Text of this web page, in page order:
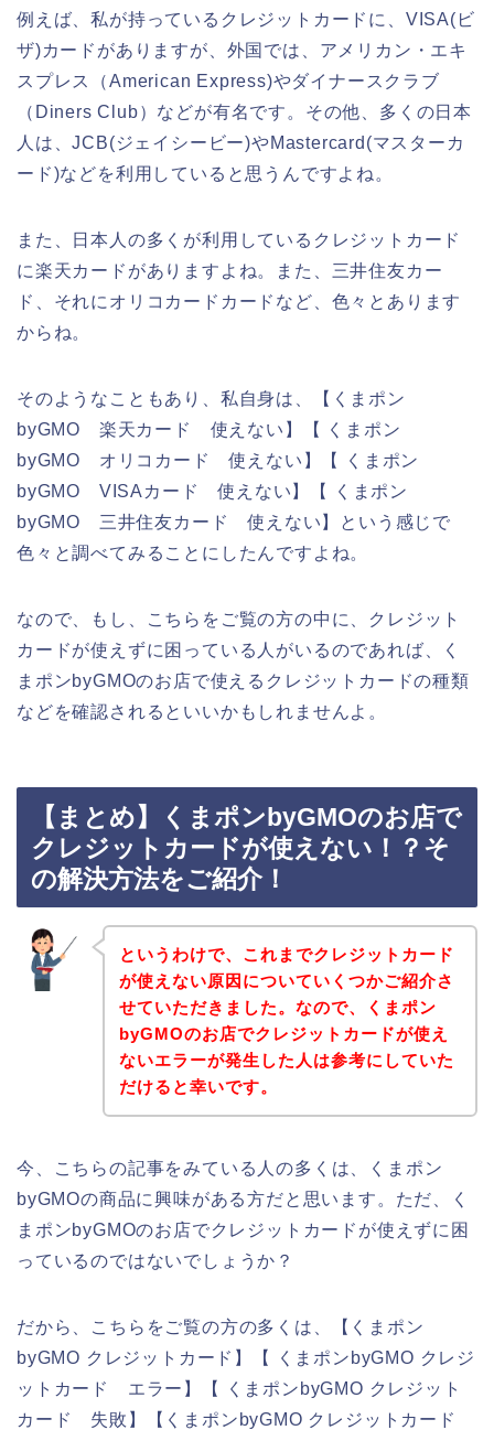
例えば、私が持っているクレジットカードに、VISA(ビ
ザ)カードがありますが、外国では、アメリカン・エキ
スプレス（American Express)やダイナースクラブ
（Diners Club）などが有名です。その他、多くの日本
人は、JCB(ジェイシービー)やMastercard(マスターカ
ード)などを利用していると思うんですよね。
また、日本人の多くが利用しているクレジットカード
に楽天カードがありますよね。また、三井住友カー
ド、それにオリコカードカードなど、色々とあります
からね。
そのようなこともあり、私自身は、【くまポン
byGMO 楽天カード 使えない】【 くまポン
byGMO オリコカード 使えない】【 くまポン
byGMO VISAカード 使えない】【 くまポン
byGMO 三井住友カード 使えない】という感じで
色々と調べてみることにしたんですよね。
なので、もし、こちらをご覧の方の中に、クレジット
カードが使えずに困っている人がいるのであれば、く
まポンbyGMOのお店で使えるクレジットカードの種類
などを確認されるといいかもしれませんよ。
【まとめ】くまポンbyGMOのお店で
クレジットカードが使えない！？そ
の解決方法をご紹介！
というわけで、これまでクレジットカード
が使えない原因についていくつかご紹介さ
せていただきました。なので、くまポン
byGMOのお店でクレジットカードが使え
ないエラーが発生した人は参考にしていた
だけると幸いです。
今、こちらの記事をみている人の多くは、くまポン
byGMOの商品に興味がある方だと思います。ただ、く
まポンbyGMOのお店でクレジットカードが使えずに困
っているのではないでしょうか？
だから、こちらをご覧の方の多くは、【くまポン
byGMO クレジットカード】【 くまポンbyGMO クレジ
ットカード エラー】【 くまポンbyGMO クレジット
カード 失敗】【くまポンbyGMO クレジットカード